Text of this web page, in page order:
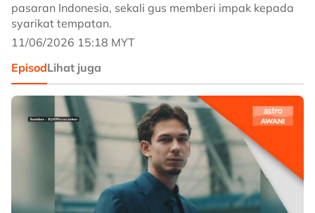
pasaran Indonesia, sekali gus memberi impak kepada
syarikat tempatan.
11/06/2026 15:18 MYT
EpisodLihat juga